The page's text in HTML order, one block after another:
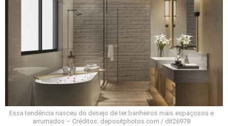
Essa tendência nasceu do desejo de ter banheiros mais espaçosos e
arrumados – Créditos: depositphotos.com / dit26978